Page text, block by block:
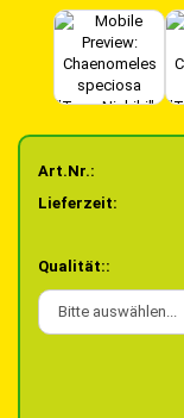
Art.Nr.:
Lieferzeit:
Qualität::